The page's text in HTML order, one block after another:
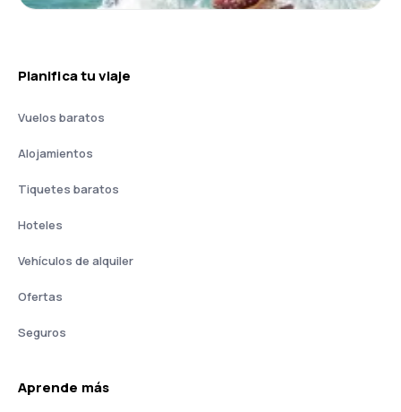
Planifica tu viaje
Vuelos baratos
Alojamientos
Tiquetes baratos
Hoteles
Vehículos de alquiler
Ofertas
Seguros
Aprende más